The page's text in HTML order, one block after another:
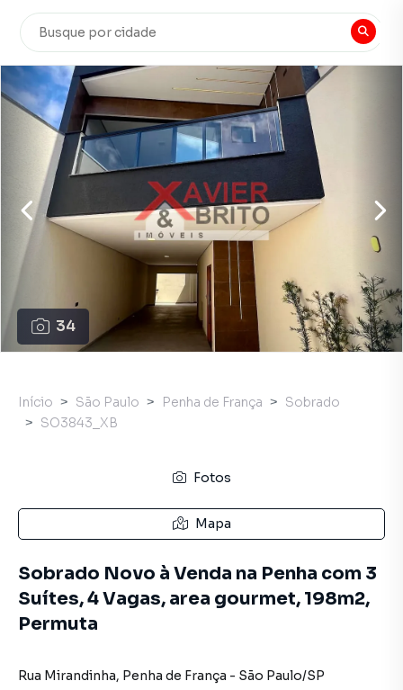
34
Início São Paulo Penha de França
Sobrado
SO3843_XB
Fotos
Mapa
Sobrado Novo à Venda na Penha com 3
Suítes, 4 Vagas, area gourmet, 198m2,
Permuta
Rua Mirandinha, Penha de França - São Paulo/SP